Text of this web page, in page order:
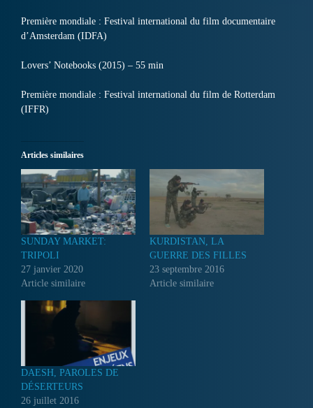
Première mondiale : Festival international du film documentaire
d’Amsterdam (IDFA)
Lovers’ Notebooks (2015) – 55 min
Première mondiale : Festival international du film de Rotterdam
(IFFR)
Articles similaires
SUNDAY MARKET:
TRIPOLI
27 janvier 2020
Article similaire
KURDISTAN, LA
GUERRE DES FILLES
23 septembre 2016
Article similaire
DAESH, PAROLES DE
DÉSERTEURS
26 juillet 2016